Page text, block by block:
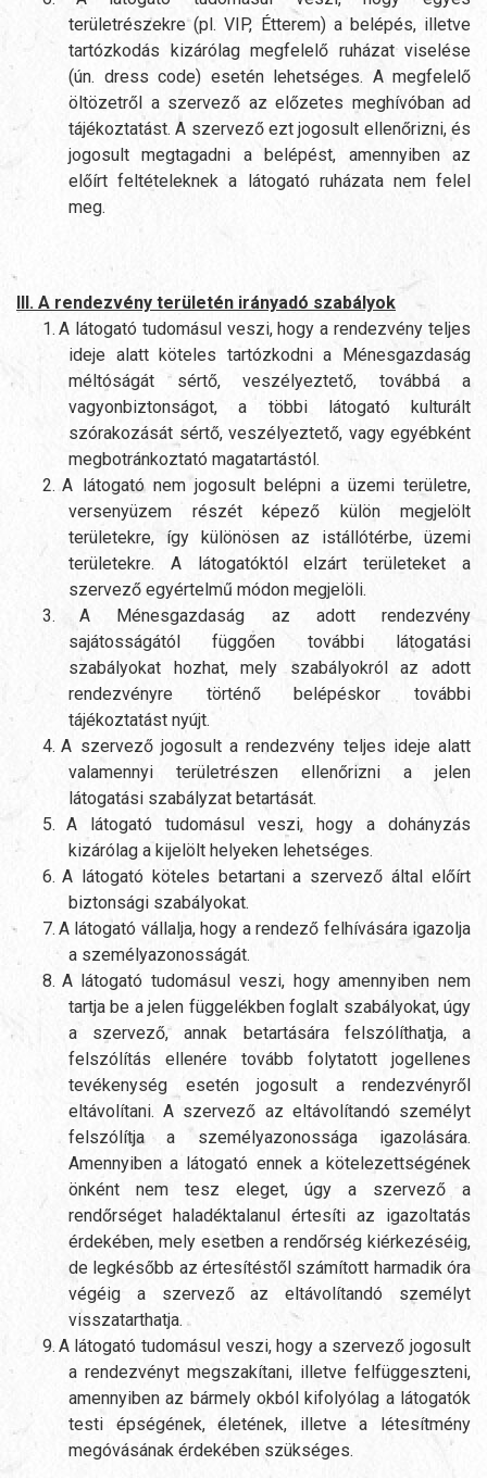
területrészekre (pl. VIP, Étterem) a belépés, illetve
tartózkodás kizárólag megfelelő ruházat viselése
(ún. dress code) esetén lehetséges. A megfelelő
öltözetről a szervező az előzetes meghívóban ad
tájékoztatást. A szervező ezt jogosult ellenőrizni, és
jogosult megtagadni a belépést, amennyiben az
előírt feltételeknek a látogató ruházata nem felel
meg.
III. A rendezvény területén irányadó szabályok
1. A látogató tudomásul veszi, hogy a rendezvény teljes
ideje alatt köteles tartózkodni a Ménesgazdaság
méltóságát sértő, veszélyeztető, továbbá a
vagyonbiztonságot, a többi látogató kulturált
szórakozását sértő, veszélyeztető, vagy egyébként
megbotránkoztató magatartástól.
2. A látogató nem jogosult belépni a üzemi területre,
versenyüzem részét képező külön megjelölt
területekre, így különösen az istállótérbe, üzemi
területekre. A látogatóktól elzárt területeket a
szervező egyértelmű módon megjelöli.
3.
A Ménesgazdaság az adott rendezvény
sajátosságától függően további látogatási
szabályokat hozhat, mely szabályokról az adott
rendezvényre történő belépéskor további
tájékoztatást nyújt.
4. A szervező jogosult a rendezvény teljes ideje alatt
valamennyi területrészen ellenőrizni a jelen
látogatási szabályzat betartását.
5. A látogató tudomásul veszi, hogy a dohányzás
kizárólag a kijelölt helyeken lehetséges.
6. A látogató köteles betartani a szervező által előírt
biztonsági szabályokat.
7. A látogató vállalja, hogy a rendező felhívására igazolja
a személyazonosságát.
8. A látogató tudomásul veszi, hogy amennyiben nem
tartja be a jelen függelékben foglalt szabályokat, úgy
a szervező, annak betartására felszólíthatja, a
felszólítás ellenére tovább folytatott jogellenes
tevékenység esetén jogosult a rendezvényről
eltávolítani. A szervező az eltávolítandó személyt
felszólítja a személyazonossága igazolására.
Amennyiben a látogató ennek a kötelezettségének
önként nem tesz eleget, úgy a szervező a
rendőrséget haladéktalanul értesíti az igazoltatás
érdekében, mely esetben a rendőrség kiérkezéséig,
de legkésőbb az értesítéstől számított harmadik óra
végéig a szervező az eltávolítandó személyt
visszatarthatja.
9. A látogató tudomásul veszi, hogy a szervező jogosult
a rendezvényt megszakítani, illetve felfüggeszteni,
amennyiben az bármely okból kifolyólag a látogatók
testi épségének, életének, illetve a létesítmény
megóvásának érdekében szükséges.